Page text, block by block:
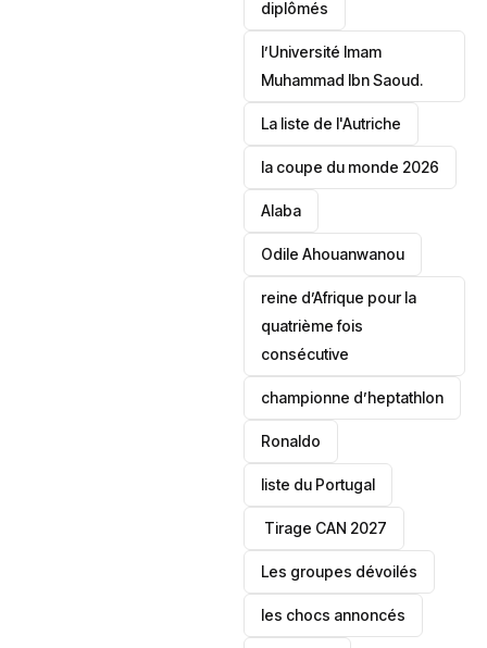
diplômés
l’Université Imam
Muhammad Ibn Saoud.
‎La liste de l'Autriche
la coupe du monde 2026
Alaba
Odile Ahouanwanou
reine d’Afrique pour la
quatrième fois
consécutive
championne d’heptathlon
Ronaldo
liste du Portugal
‎ Tirage CAN 2027
Les groupes dévoilés
les chocs annoncés